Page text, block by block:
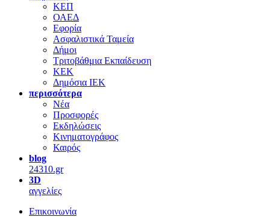
ΚΕΠ
ΟΑΕΔ
Εφορία
Ασφαλιστικά Ταμεία
Δήμοι
Τριτοβάθμια Εκπαίδευση
ΚΕΚ
Δημόσια ΙΕΚ
περισσότερα
Νέα
Προσφορές
Εκδηλώσεις
Κινηματογράφος
Καιρός
blog
24310.gr
3D
αγγελίες
Επικοινωνία